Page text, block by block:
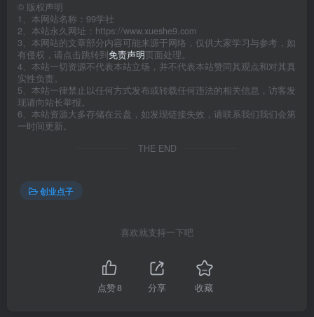
© 版权声明
1、本网站名称：99学社
2、本站永久网址：https://www.xueshe9.com
3、本网站的文章部分内容可能来源于网络，仅供大家学习与参考，如
有侵权，请点击跳转到免责声明页面处理。
4、本站一切资源不代表本站立场，并不代表本站赞同其观点和对其真
实性负责。
5、本站一律禁止以任何方式发布或转载任何违法的相关信息，访客发
现请向站长举报。
6、本站资源大多存储在云盘，如发现链接失效，请联系我们我们会第
一时间更新。
THE END
创业点子
喜欢就支持一下吧
点赞8 分享 收藏